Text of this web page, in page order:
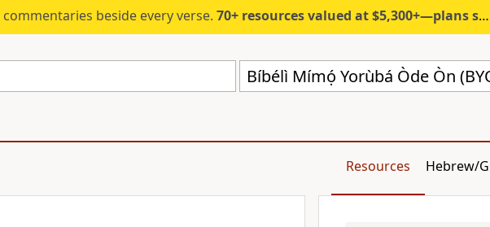
beside every verse. 70+ resources valued at $5,300+—plans start under $6/month.
Bíbélì Mímọ́ Yorùbá Òde Òn
Resources Hebrew/